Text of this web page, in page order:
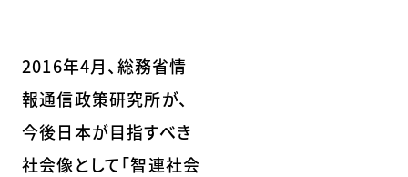
2016年4月、総務省情
報通信政策研究所が、
今後日本が目指すべき
社会像として「智連社会